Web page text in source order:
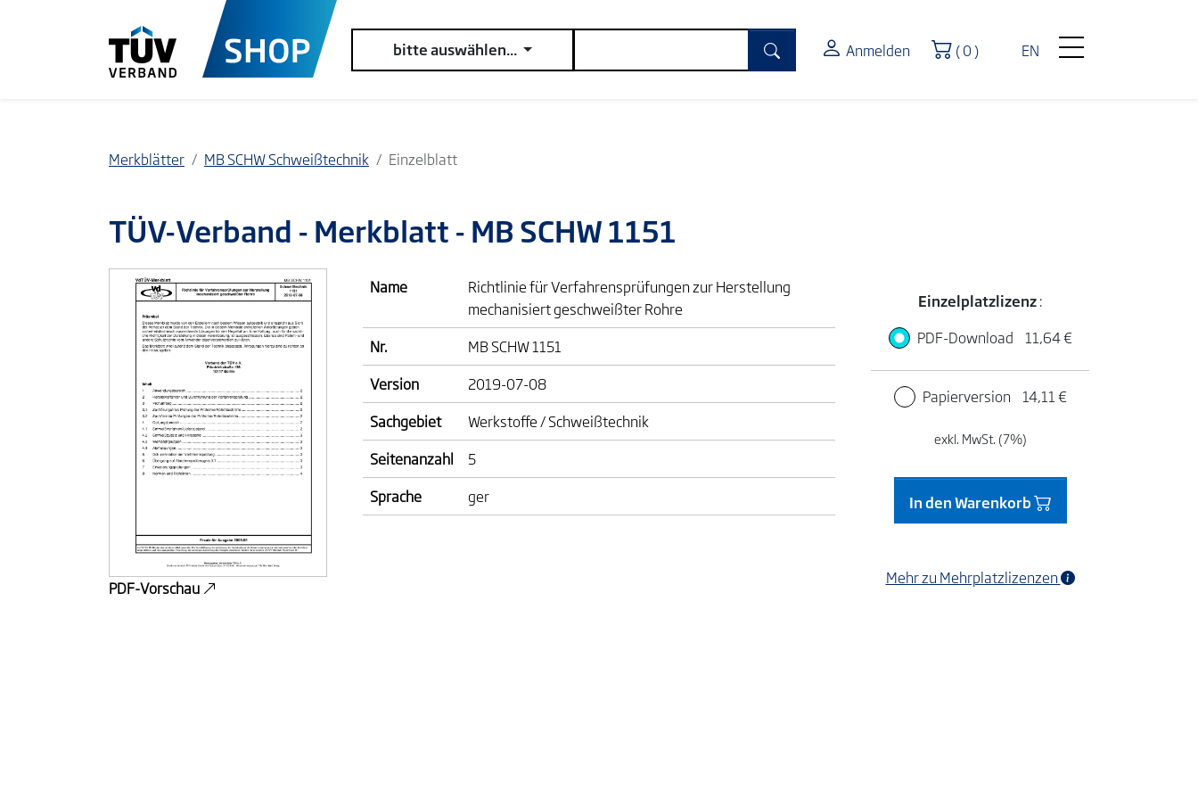
EN
bitte auswählen... Anmelden Warenkorb
( 0 )
Merkblätter MB SCHW Schweißtechnik Einzelblatt
TÜV-Verband - Merkblatt - MB SCHW 1151
PDF-Vorschau
Name
Richtlinie für Verfahrensprüfungen zur Herstellung
mechanisiert geschweißter Rohre
Nr.
MB SCHW 1151
Version
2019-07-08
Sachgebiet
Werkstoffe / Schweißtechnik
Seitenanzahl
5
Sprache
ger
Einzelplatzlizenz:
PDF-Download
11,64 €
Papierversion 14,11 €
exkl. MwSt. (7%)
In den Warenkorb
Mehr zu Mehrplatzlizenzen